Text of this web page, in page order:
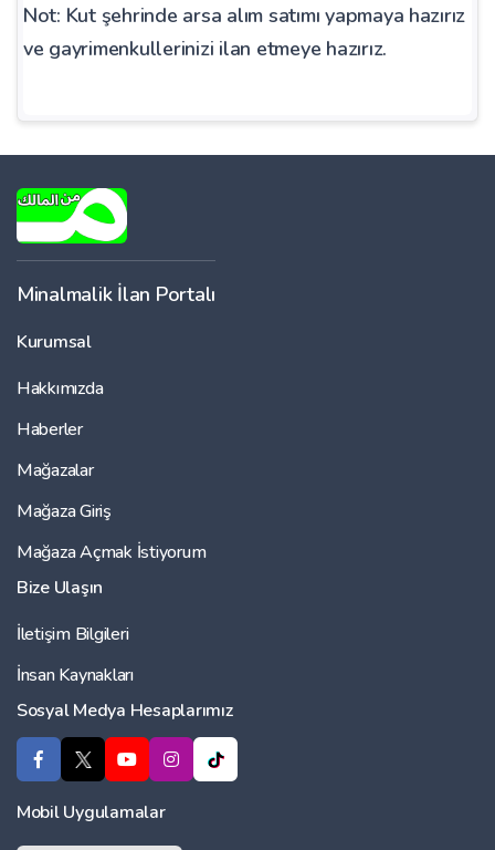
Not: Kut şehrinde arsa alım satımı yapmaya hazırız
ve gayrimenkullerinizi ilan etmeye hazırız.
Minalmalik İlan Portalı
Kurumsal
Hakkımızda
Haberler
Mağazalar
Mağaza Giriş
Mağaza Açmak İstiyorum
Bize Ulaşın
İletişim Bilgileri
İnsan Kaynakları
Sosyal Medya Hesaplarımız
Mobil Uygulamalar